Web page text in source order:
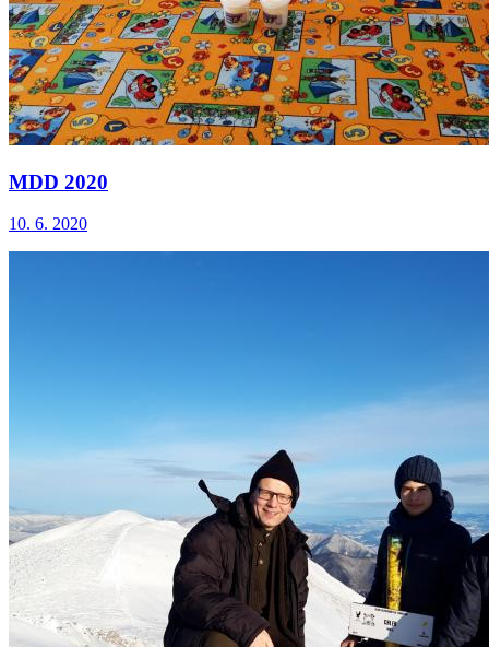
MDD 2020
10. 6. 2020